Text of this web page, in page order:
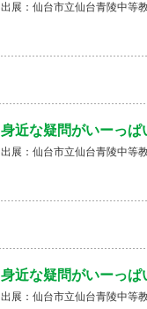
出展：仙台市立仙台青陵中等
身近な疑問がいーっ
出展：仙台市立仙台青陵中等
身近な疑問がいーっ
出展：仙台市立仙台青陵中等